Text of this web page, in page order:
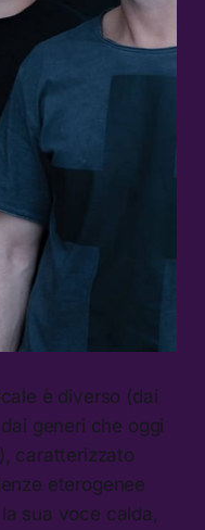
è diverso (dai
generi che oggi
caratterizzato
eterogenee
sua voce calda,